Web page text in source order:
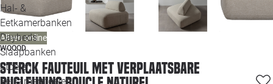
Hal- &
Eetkamerbanken
Daybeds
Slaapbanken
Stoelen
Eetkamerstoelen
Alleen online
WOOOD
Sterck fauteuil met verplaatsbare